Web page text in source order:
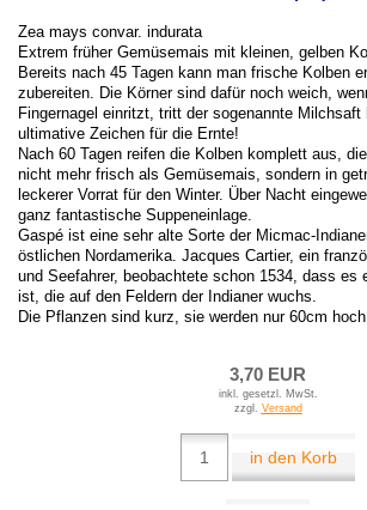
Zea mays convar. indurata
Extrem früher Gemüsemais mit kleinen, gelben
Bereits nach 45 Tagen kann man frische Kolben
zubereiten. Die Körner sind dafür noch weich,
Fingernagel einritzt, tritt der sogenannte
ultimative Zeichen für die Ernte!
Nach 60 Tagen reifen die Kolben komplett aus,
nicht mehr frisch als Gemüsemais, sondern in
leckerer Vorrat für den Winter. Über Nacht
ganz fantastische Suppeneinlage.
Gaspé ist eine sehr alte Sorte der Micmac-
östlichen Nordamerika. Jacques Cartier, ein
und Seefahrer, beobachtete schon 1534, dass es
ist, die auf den Feldern der Indianer wuchs.
Die Pflanzen sind kurz, sie werden nur 60cm
3,70 EUR
inkl. gesetzl. MwSt.
zzgl. Versand
in den Korb